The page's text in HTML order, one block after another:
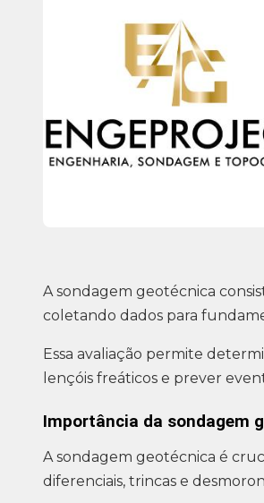
A sondagem geotécnica
coletando dados para
Essa avaliação permite
lençóis freáticos e prever
Importância da sondagem
A sondagem geotécnica é
diferenciais, trincas e